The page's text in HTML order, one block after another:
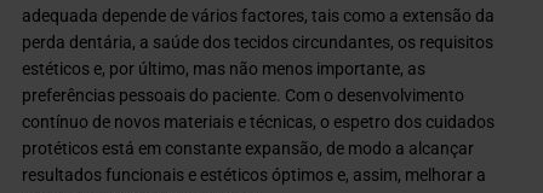
adequada depende de vários factores, tais como a extensão da
perda dentária, a saúde dos tecidos circundantes, os requisitos
estéticos e, por último, mas não menos importante, as
preferências pessoais do paciente. Com o desenvolvimento
contínuo de novos materiais e técnicas, o espetro dos cuidados
protéticos está em constante expansão, de modo a alcançar
resultados funcionais e estéticos óptimos e, assim, melhorar a